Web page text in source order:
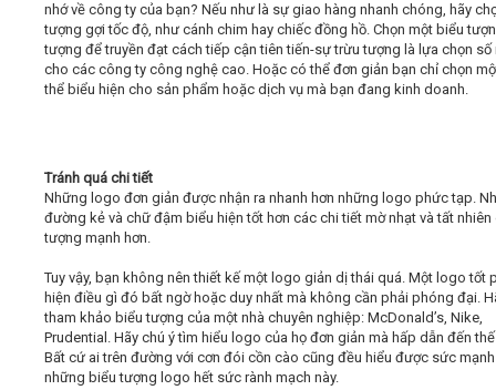
nhớ về công ty của bạn? Nếu như là sự giao hàng nhanh chóng, hãy
tượng gợi tốc độ, như cánh chim hay chiếc đồng hồ. Chọn một biểu
tượng để truyền đạt cách tiếp cận tiên tiến-sự trừu tượng là lựa chọn số
cho các công ty công nghệ cao. Hoặc có thể đơn giản bạn chỉ chọn
thể biểu hiện cho sản phẩm hoặc dịch vụ mà bạn đang kinh doanh.
Tránh quá chi tiết
Những logo đơn giản được nhận ra nhanh hơn những logo phức tạp.
đường kẻ và chữ đậm biểu hiện tốt hơn các chi tiết mờ nhạt và tất nhiên
tượng mạnh hơn.
Tuy vậy, bạn không nên thiết kế một logo giản dị thái quá. Một logo tốt
hiện điều gì đó bất ngờ hoặc duy nhất mà không cần phải phóng đại.
tham khảo biểu tượng của một nhà chuyên nghiệp: McDonald’s, Nike,
Prudential. Hãy chú ý tìm hiểu logo của họ đơn giản mà hấp dẫn đến
Bất cứ ai trên đường với cơn đói cồn cào cũng đều hiểu được sức
những biểu tượng logo hết sức rành mạch này.